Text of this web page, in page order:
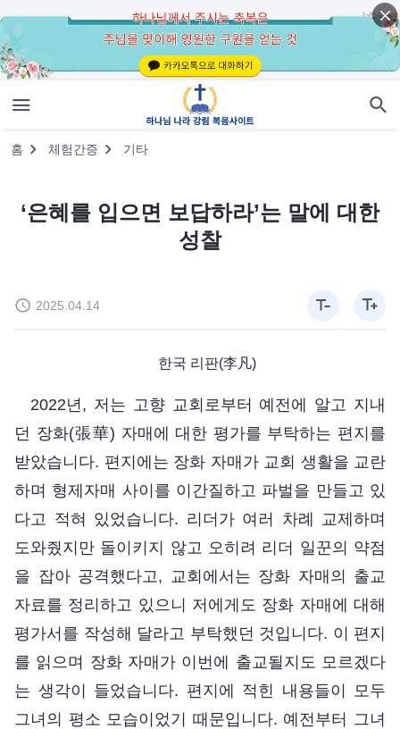
홈 체험간증 기타
‘은혜를 입으면 보답하라’는 말에 대한
성찰
2025.04.14
한국 리판(李凡)
2022년, 저는 고향 교회로부터 예전에 알고 지내
던 장화(張華) 자매에 대한 평가를 부탁하는 편지를
받았습니다. 편지에는 장화 자매가 교회 생활을 교란
하며 형제자매 사이를 이간질하고 파벌을 만들고 있
다고 적혀 있었습니다. 리더가 여러 차례 교제하며
도와줬지만 돌이키지 않고 오히려 리더 일꾼의 약점
을 잡아 공격했다고, 교회에서는 장화 자매의 출교
자료를 정리하고 있으니 저에게도 장화 자매에 대해
평가서를 작성해 달라고 부탁했던 것입니다. 이 편지
를 읽으며 장화 자매가 이번에 출교될지도 모르겠다
는 생각이 들었습니다. 편지에 적힌 내용들이 모두
그녀의 평소 모습이었기 때문입니다. 예전부터 그녀